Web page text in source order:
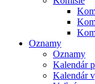
Oznamy
Oznamy
Kalendár
Kalendár